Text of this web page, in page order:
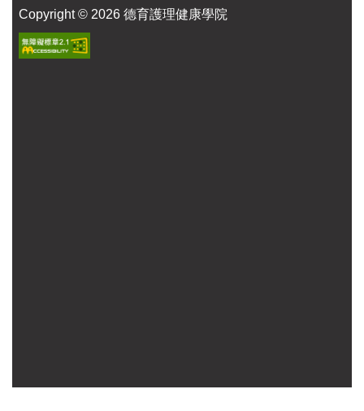
Copyright © 2026 德育護理健康學院